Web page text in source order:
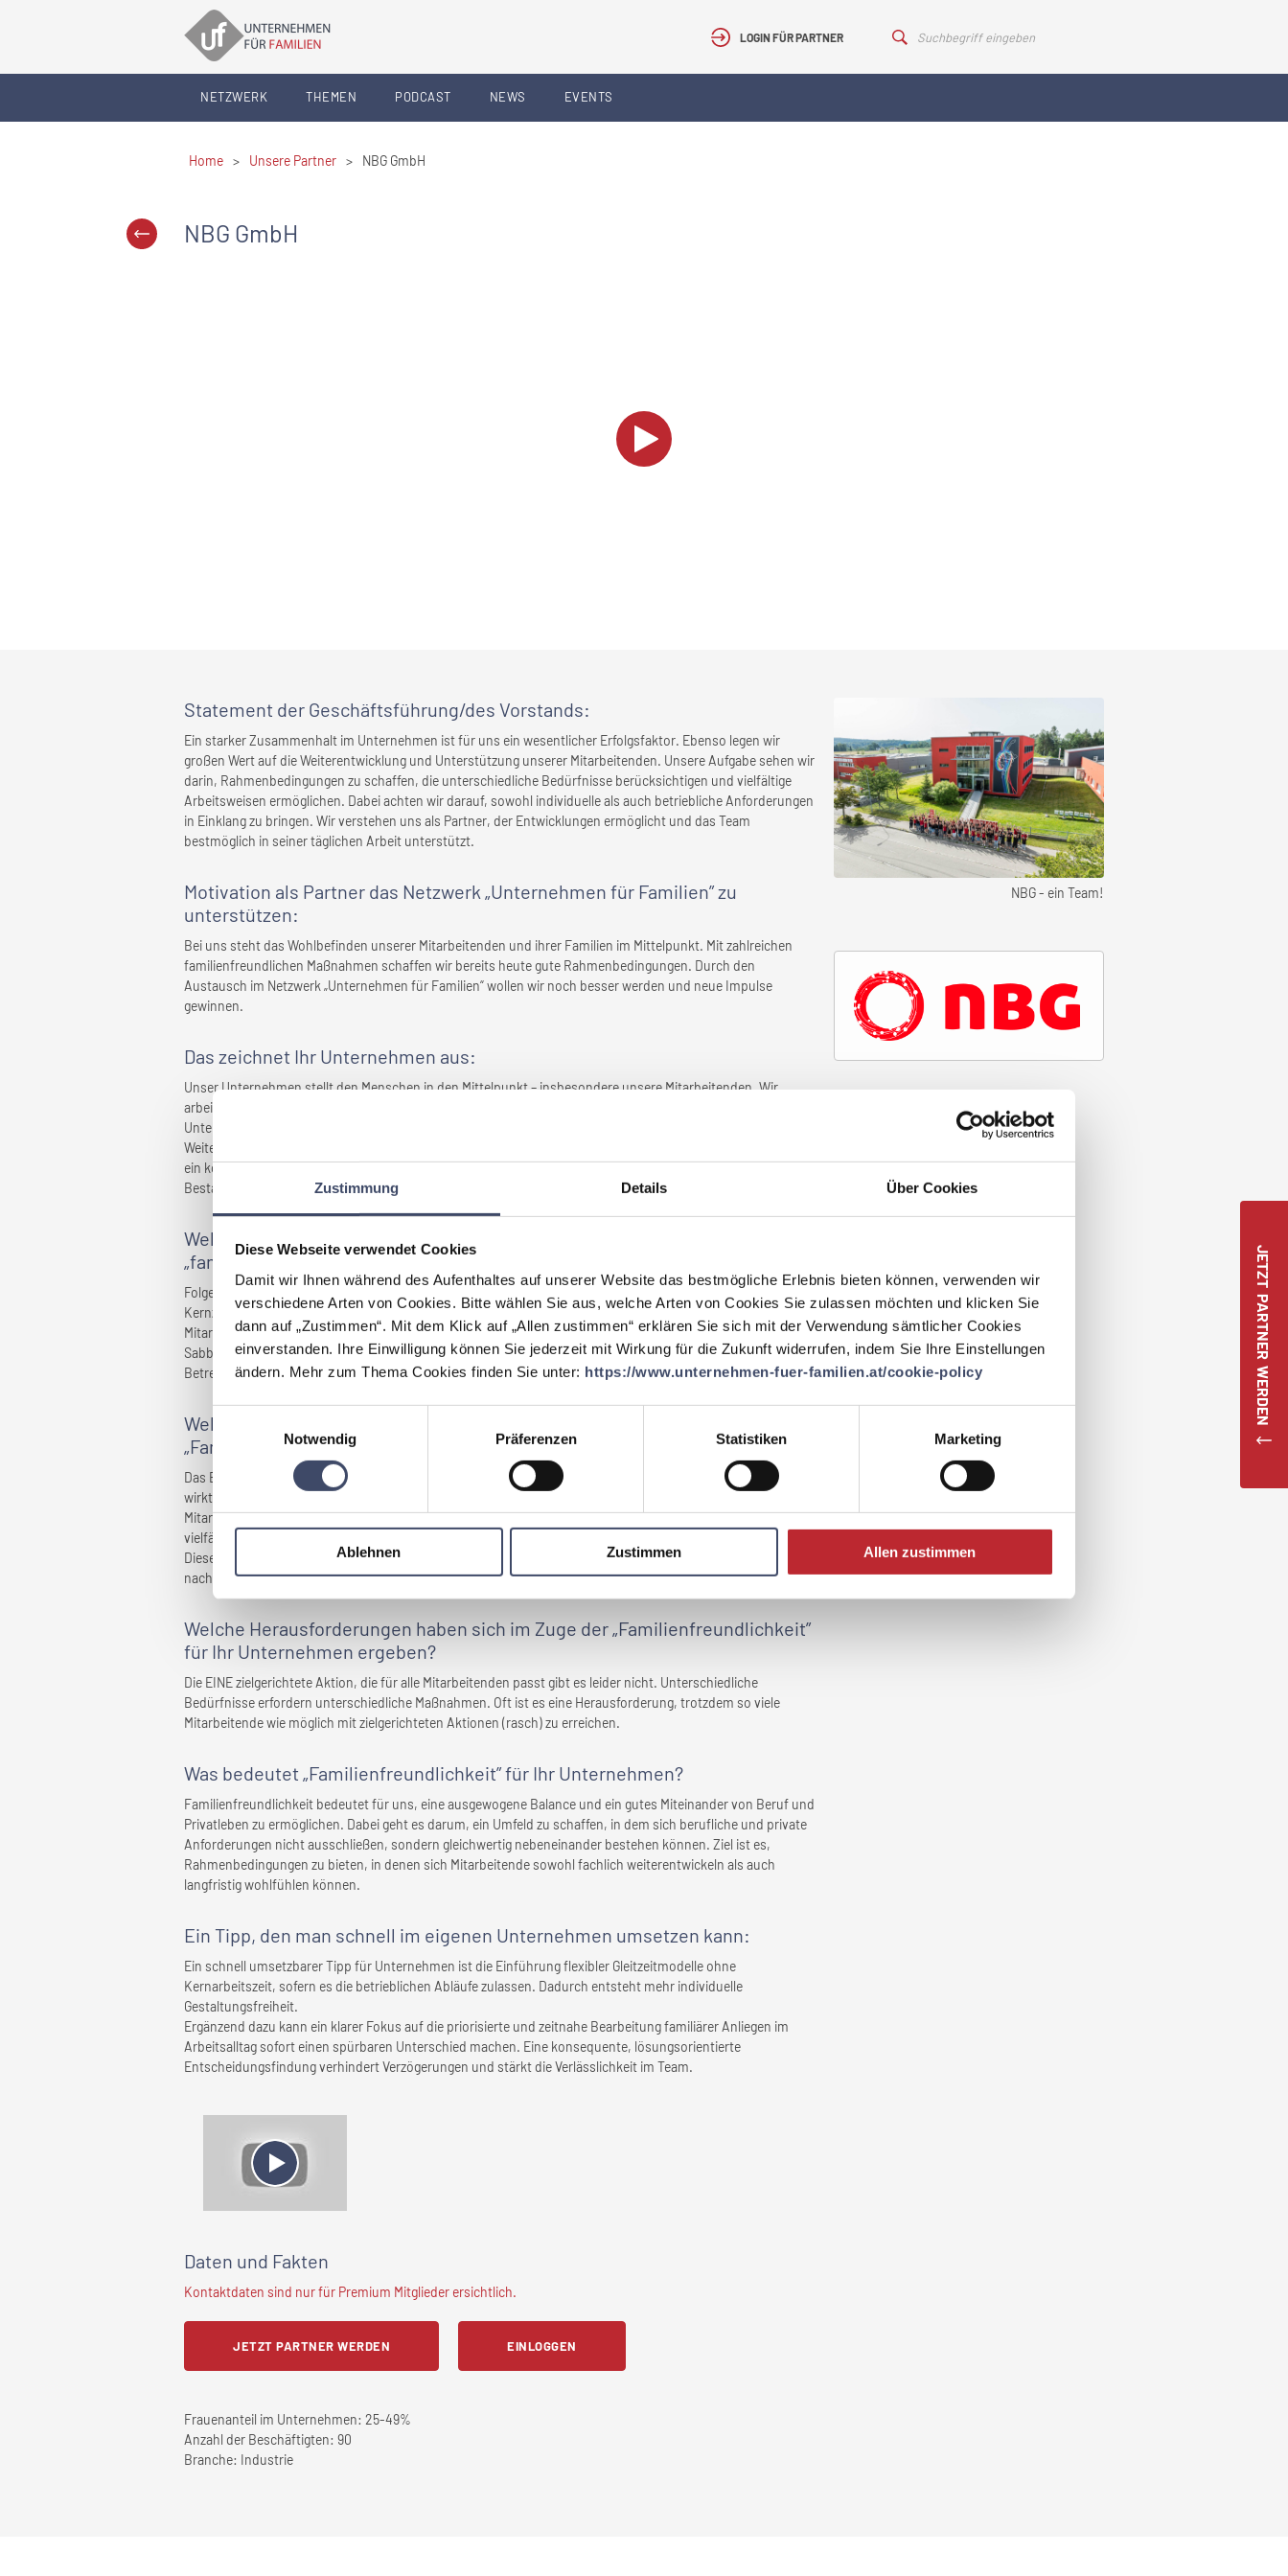
Zustimmung Details Über Cookies
Diese Webseite verwendet Cookies
Damit wir Ihnen während des Aufenthaltes auf unserer Website das bestmögliche Erlebnis bieten können, verwenden wir
verschiedene Arten von Cookies. Bitte wählen Sie aus, welche Arten von Cookies Sie zulassen möchten und klicken Sie
dann auf „Zustimmen“. Mit dem Klick auf „Allen zustimmen“ erklären Sie sich mit der Verwendung sämtlicher Cookies
einverstanden. Ihre Einwilligung können Sie jederzeit mit Wirkung für die Zukunft widerrufen, indem Sie Ihre Einstellungen
ändern. Mehr zum Thema Cookies finden Sie unter: https://www.unternehmen-fuer-familien.at/cookie-policy
Einwilligungsauswahl
Notwendig
Präferenzen Statistiken Marketing
Ablehnen Zustimmen Allen zustimmen
LOGIN FÜR PARTNER
NETZWERK THEMEN PODCAST NEWS EVENTS
JETZT PARTNER WERDEN
Home > Unsere Partner > NBG GmbH
NBG GmbH
Statement der Geschäftsführung/des Vorstands:
Ein starker Zusammenhalt im Unternehmen ist für uns ein wesentlicher Erfolgsfaktor. Ebenso legen wir
großen Wert auf die Weiterentwicklung und Unterstützung unserer Mitarbeitenden. Unsere Aufgabe sehen wir
darin, Rahmenbedingungen zu schaffen, die unterschiedliche Bedürfnisse berücksichtigen und vielfältige
Arbeitsweisen ermöglichen. Dabei achten wir darauf, sowohl individuelle als auch betriebliche Anforderungen
in Einklang zu bringen. Wir verstehen uns als Partner, der Entwicklungen ermöglicht und das Team
bestmöglich in seiner täglichen Arbeit unterstützt.
Motivation als Partner das Netzwerk „Unternehmen für Familien” zu
unterstützen:
Bei uns steht das Wohlbefinden unserer Mitarbeitenden und ihrer Familien im Mittelpunkt. Mit zahlreichen
familienfreundlichen Maßnahmen schaffen wir bereits heute gute Rahmenbedingungen. Durch den
Austausch im Netzwerk „Unternehmen für Familien“ wollen wir noch besser werden und neue Impulse
gewinnen.
Das zeichnet Ihr Unternehmen aus:
Unser Unternehmen stellt den Menschen in den Mittelpunkt – insbesondere unsere Mitarbeitenden. Wir
arbeiten auf Augenhöhe zusammen und fördern eine teamorientierte Struktur, in der gegenseitige
Unterstützung selbstverständlich ist. Unsere Unternehmenskultur bietet Raum für persönliche und fachliche
Weiterentwicklung und ermöglicht individuelle Entfaltung. Im Fokus stehen lösungsorientiertes Arbeiten und
ein konstruktiver Umgang mit Herausforderungen. Eigenverantwortliches Handeln ist dabei ein zentraler
Bestandteil unseres täglichen Miteinanders.
Welche Maßnahmen wurden gesetzt, die
„familienfreundlich” gemacht haben?
Folgende Maßnahmen wurden bisher umgesetzt: flexible Arbeitszeiten für alle Angestellten (Gleitzeit ohne
Kernzeit), flexibler Arbeitsort für alle Angestellten (Home-Office-Möglichkeit), Mitarbeiterrabatte für
Mitarbeiter und Familien, Möglichkeit der Teilzeitarbeit, Papamonat und Väterkarenz, Möglichkeit von
Sabbaticals, betriebliches Gesundheitsförderungsprogramm, kostenlose und anonyme psychologische
Betreuung bei Problemen in der Familie.
Welche Vorteile haben sich für
„Familienfreundlichkeit” ergeben?
Das Engagement unseres Unternehmens für die Vereinbarkeit von Beruf und Familie ist weithin bekannt und
wirkt sich positiv auf unsere Arbeitgeberattraktivität aus – insbesondere bei der Gewinnung neuer
Mitarbeitender. Gleichzeitig profitieren unsere bestehenden Mitarbeiterinnen und Mitarbeiter von unseren
vielfältigen familienfreundlichen Maßnahmen, die zu hoher Motivation und langfristiger Bindung beitragen.
Diese Unternehmenskultur wird auch von unseren Kunden wahrgenommen und geschätzt und stärkt somit
nachhaltig unsere Position am Markt.
Welche Herausforderungen haben sich im Zuge der „Familienfreundlichkeit”
für Ihr Unternehmen ergeben?
Die EINE zielgerichtete Aktion, die für alle Mitarbeitenden passt gibt es leider nicht. Unterschiedliche
Bedürfnisse erfordern unterschiedliche Maßnahmen. Oft ist es eine Herausforderung, trotzdem so viele
Mitarbeitende wie möglich mit zielgerichteten Aktionen (rasch) zu erreichen.
Was bedeutet „Familienfreundlichkeit” für Ihr Unternehmen?
Familienfreundlichkeit bedeutet für uns, eine ausgewogene Balance und ein gutes Miteinander von Beruf und
Privatleben zu ermöglichen. Dabei geht es darum, ein Umfeld zu schaffen, in dem sich berufliche und private
Anforderungen nicht ausschließen, sondern gleichwertig nebeneinander bestehen können. Ziel ist es,
Rahmenbedingungen zu bieten, in denen sich Mitarbeitende sowohl fachlich weiterentwickeln als auch
langfristig wohlfühlen können.
Ein Tipp, den man schnell im eigenen Unternehmen umsetzen kann:
Ein schnell umsetzbarer Tipp für Unternehmen ist die Einführung flexibler Gleitzeitmodelle ohne
Kernarbeitszeit, sofern es die betrieblichen Abläufe zulassen. Dadurch entsteht mehr individuelle
Gestaltungsfreiheit.
Ergänzend dazu kann ein klarer Fokus auf die priorisierte und zeitnahe Bearbeitung familiärer Anliegen im
Arbeitsalltag sofort einen spürbaren Unterschied machen. Eine konsequente, lösungsorientierte
Entscheidungsfindung verhindert Verzögerungen und stärkt die Verlässlichkeit im Team.
Daten und Fakten
Kontaktdaten sind nur für Premium Mitglieder ersichtlich.
JETZT PARTNER WERDEN EINLOGGEN
Frauenanteil im Unternehmen: 25-49%
Anzahl der Beschäftigten: 90
Branche: Industrie
NBG - ein Team!